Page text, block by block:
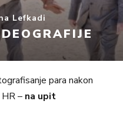
Lefkadi
para nakon
– na upit